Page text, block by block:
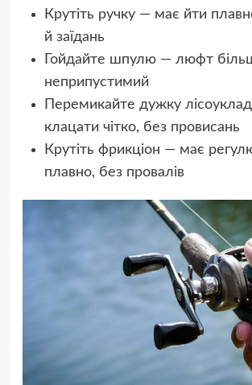
Крутіть ручку — має йти
й заїдань
Гойдайте шпулю — люфт
неприпустимий
Перемикайте дужку
клацати чітко, без провисань
Крутіть фрикціон — має
плавно, без провалів